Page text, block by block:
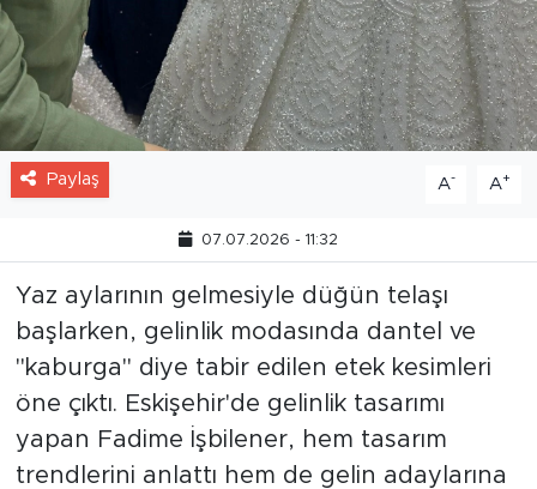
Paylaş A- A+
07.07.2026 - 11:32
Yaz aylarının gelmesiyle düğün telaşı
başlarken, gelinlik modasında dantel ve
"kaburga" diye tabir edilen etek kesimleri
öne çıktı. Eskişehir'de gelinlik tasarımı
yapan Fadime İşbilener, hem tasarım
trendlerini anlattı hem de gelin adaylarına